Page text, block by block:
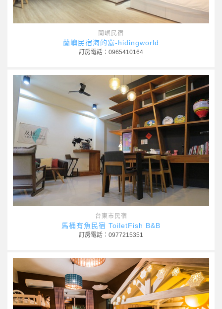
蘭嶼民宿
蘭嶼民宿海的窩-hidingworld
訂房電話：0965410164
台東市民宿
馬桶有魚民宿 ToiletFish B&B
訂房電話：0977215351